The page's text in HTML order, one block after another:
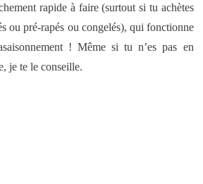
rapide à faire (surtout si tu achètes
ou pré-rapés ou congelés), qui fonctionne
! Même si tu n’es pas en
je te le conseille.